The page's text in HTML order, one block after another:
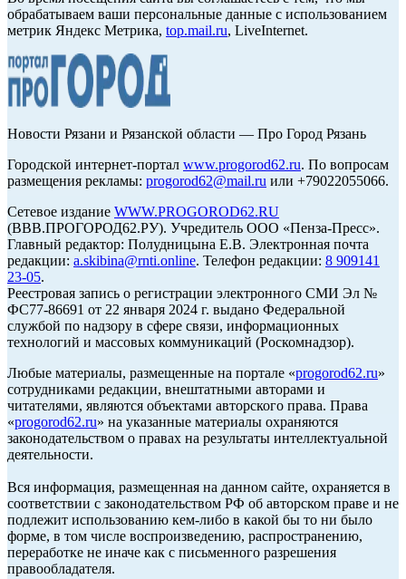
обрабатываем ваши персональные данные с использованием
метрик Яндекс Метрика, top.mail.ru, LiveInternet.
Новости Рязани и Рязанской области — Про Город Рязань
Городской интернет-портал www.progorod62.ru. По вопросам
размещения рекламы: progorod62@mail.ru или +79022055066.
Сетевое издание WWW.PROGOROD62.RU
(ВВВ.ПРОГОРОД62.РУ). Учредитель ООО «Пенза-Пресс».
Главный редактор: Полудницына Е.В. Электронная почта
редакции: a.skibina@rnti.online. Телефон редакции: 8 909141
23-05.
Реестровая запись о регистрации электронного СМИ Эл №
ФС77-86691 от 22 января 2024 г. выдано Федеральной
службой по надзору в сфере связи, информационных
технологий и массовых коммуникаций (Роскомнадзор).
Любые материалы, размещенные на портале «progorod62.ru»
сотрудниками редакции, внештатными авторами и
читателями, являются объектами авторского права. Права
«progorod62.ru» на указанные материалы охраняются
законодательством о правах на результаты интеллектуальной
деятельности.
Вся информация, размещенная на данном сайте, охраняется в
соответствии с законодательством РФ об авторском праве и не
подлежит использованию кем-либо в какой бы то ни было
форме, в том числе воспроизведению, распространению,
переработке не иначе как с письменного разрешения
правообладателя.